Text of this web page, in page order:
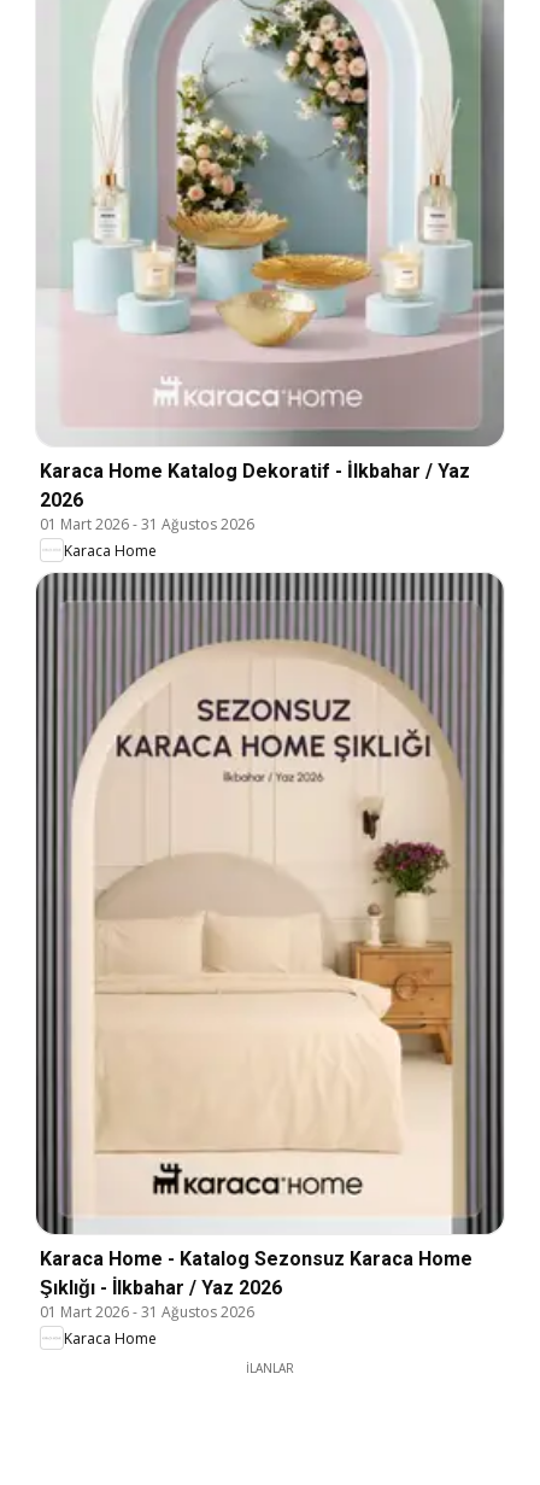
Karaca Home Katalog Dekoratif - İlkbahar / Yaz
2026
01 Mart 2026-31 Ağustos 2026
Karaca Home
Karaca Home - Katalog Sezonsuz Karaca Home
Şıklığı - İlkbahar / Yaz 2026
01 Mart 2026-31 Ağustos 2026
Karaca Home
İLANLAR